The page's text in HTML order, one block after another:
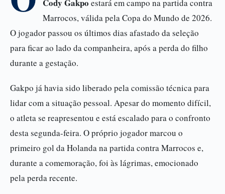
Cody Gakpo estará em campo na partida contra
Marrocos, válida pela Copa do Mundo de 2026.
O jogador passou os últimos dias afastado da seleção
para ficar ao lado da companheira, após a perda do filho
durante a gestação.
Gakpo já havia sido liberado pela comissão técnica para
lidar com a situação pessoal. Apesar do momento difícil,
o atleta se reapresentou e está escalado para o confronto
desta segunda-feira. O próprio jogador marcou o
primeiro gol da Holanda na partida contra Marrocos e,
durante a comemoração, foi às lágrimas, emocionado
pela perda recente.